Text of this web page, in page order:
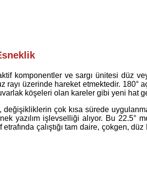
komponentler ve sargı ünitesi düz
rayı üzerinde hareket etmektedir. 180°
köşeleri olan kareler gibi yeni
çok kısa sürede
yazılım işlevselliği alıyor. Bu 22.5°
etrafında çalıştığı tam daire,